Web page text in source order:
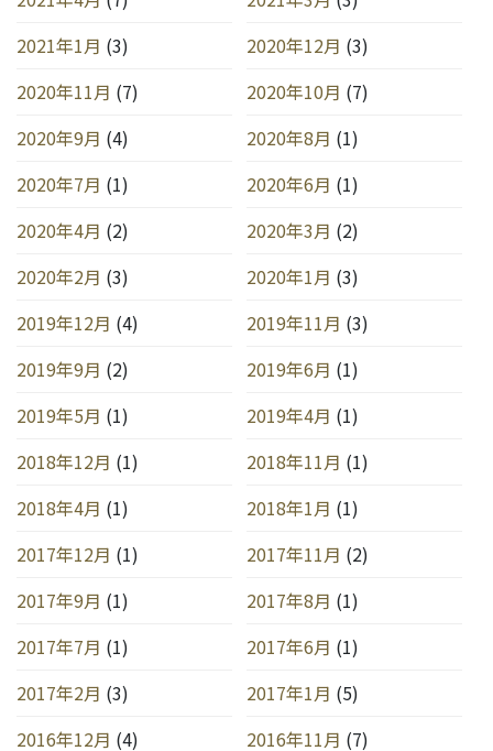
2021年1月 (3) 2020年12月 (3)
2020年11月 (7) 2020年10月 (7)
2020年9月 (4) 2020年8月 (1)
2020年7月 (1) 2020年6月 (1)
2020年4月 (2) 2020年3月 (2)
2020年2月 (3) 2020年1月 (3)
2019年12月 (4) 2019年11月 (3)
2019年9月 (2) 2019年6月 (1)
2019年5月 (1) 2019年4月 (1)
2018年12月 (1) 2018年11月 (1)
2018年4月 (1) 2018年1月 (1)
2017年12月 (1) 2017年11月 (2)
2017年9月 (1) 2017年8月 (1)
2017年7月 (1) 2017年6月 (1)
2017年2月 (3) 2017年1月 (5)
2016年12月 (4) 2016年11月 (7)